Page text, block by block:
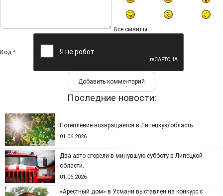
Все смайлы
Код *:
Последние новости:
Потепление возвращается в Липецкую область.
01.06.2026
Два авто сгорели в минувшую субботу в Липецкой
области.
01.06.2026
«Арестный дом» в Усмани выставлен на конкурс с